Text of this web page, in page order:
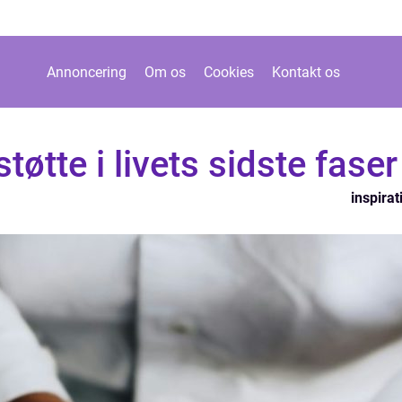
Annoncering Om os Cookies Kontakt os
i livets sidste faser